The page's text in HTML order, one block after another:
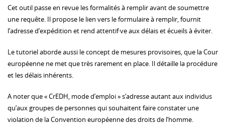
Cet outil passe en revue les formalités à remplir avant de soumettre
une requête. Il propose le lien vers le formulaire à remplir, fournit
l’adresse d’expédition et rend attentif·ve aux délais et écueils à éviter.
Le tutoriel aborde aussi le concept de mesures provisoires, que la Cour
européenne ne met que très rarement en place. Il détaille la procédure
et les délais inhérents.
A noter que « CrEDH, mode d’emploi » s’adresse autant aux individus
qu’aux groupes de personnes qui souhaitent faire constater une
violation de la Convention européenne des droits de l’homme.